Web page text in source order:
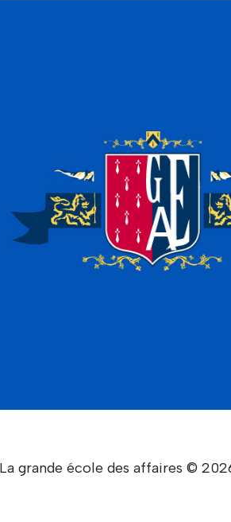
grande école des affaires ©